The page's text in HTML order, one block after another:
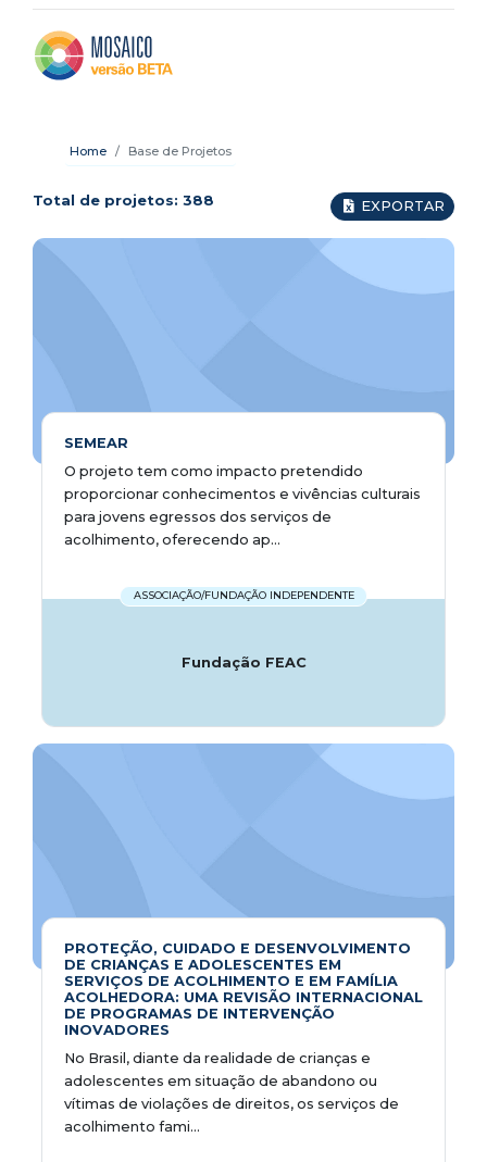
Home Base de Projetos
Total de projetos: 388 EXPORTAR
SEMEAR
O projeto tem como impacto pretendido
proporcionar conhecimentos e vivências culturais
para jovens egressos dos serviços de
acolhimento, oferecendo ap...
ASSOCIAÇÃO/FUNDAÇÃO INDEPENDENTE
Fundação FEAC
PROTEÇÃO, CUIDADO E DESENVOLVIMENTO
DE CRIANÇAS E ADOLESCENTES EM
SERVIÇOS DE ACOLHIMENTO E EM FAMÍLIA
ACOLHEDORA: UMA REVISÃO INTERNACIONAL
DE PROGRAMAS DE INTERVENÇÃO
INOVADORES
No Brasil, diante da realidade de crianças e
adolescentes em situação de abandono ou
vítimas de violações de direitos, os serviços de
acolhimento fami...